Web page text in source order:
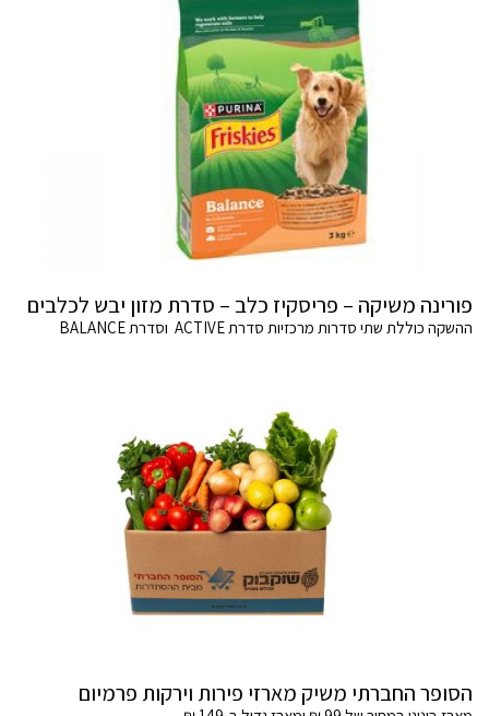
פורינה משיקה – פריסקיז כלב – סדרת מזון יבש לכלבים
ההשקה כוללת שתי סדרות מרכזיות סדרת ACTIVE וסדרת BALANCE
הסופר החברתי משיק מארזי פירות וירקות פרמיום